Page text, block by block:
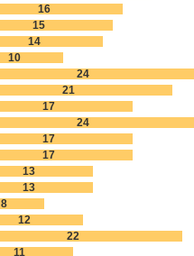
16
15
14
10
24
21
17
24
17
17
13
13
8
12
22
11